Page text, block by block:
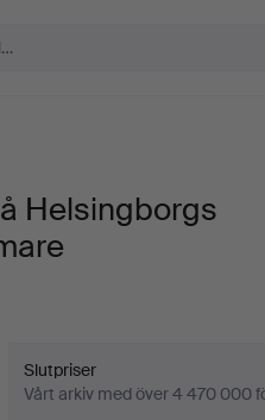
Helsingborgs
Slutpriser
Vårt arkiv med över 4 470 000